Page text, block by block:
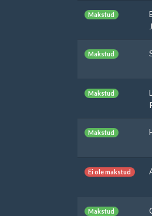
Makstud
Makstud
Makstud
Makstud
Ei ole makstud
Makstud